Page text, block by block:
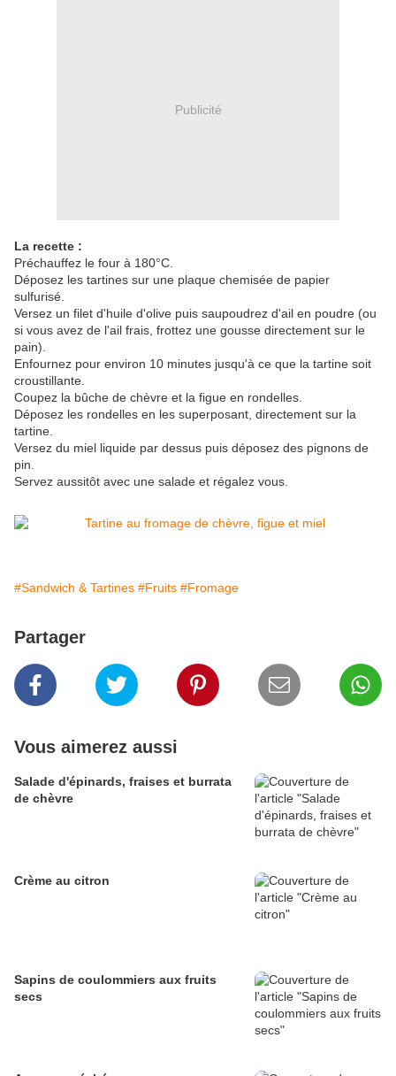
Publicité
La recette :
Préchauffez le four à 180°C.
Déposez les tartines sur une plaque chemisée de papier
sulfurisé.
Versez un filet d'huile d'olive puis saupoudrez d'ail en poudre (ou
si vous avez de l'ail frais, frottez une gousse directement sur le
pain).
Enfournez pour environ 10 minutes jusqu'à ce que la tartine soit
croustillante.
Coupez la bûche de chèvre et la figue en rondelles.
Déposez les rondelles en les superposant, directement sur la
tartine.
Versez du miel liquide par dessus puis déposez des pignons de
pin.
Servez aussitôt avec une salade et régalez vous.
#Sandwich & Tartines #Fruits #Fromage
Partager
Vous aimerez aussi
Salade d'épinards, fraises et burrata
de chèvre
Crème au citron
Sapins de coulommiers aux fruits
secs